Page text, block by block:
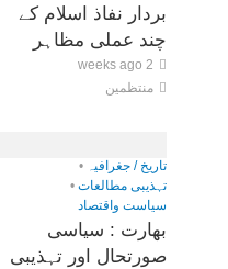
بردار نفاذ اسلام کے
چند عملی مظاہر
2 weeks ago
منتظمین
تاریخ / جغرافیہ
•
تہذیبی مطالعات •
سیاست واقتصاد
بھارت : سیاسی
صورتحال اور تہذیبی